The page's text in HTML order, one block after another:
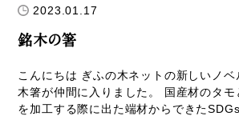
企業検索
ぎふの木ガーデン
ぎふの木ネットの家づくり
2023.01.17
銘木の箸
こんにちは ぎふの木ネットの新しいノ
木箸が仲間に入りました。 国産材のタモ
を加工する際に出た端材からできた